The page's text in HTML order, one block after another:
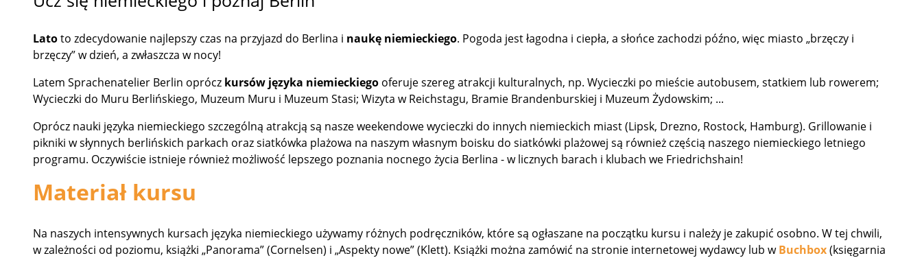
Latoto zdecydowanie najlepszy czas na przyjazd do Berlina i naukę niemieckiego. Pogoda jest łagodna i ciepła, a słońce zachodzi późno, więc miasto „brzęczy i
brzęczy” w dzień, a zwłaszcza w nocy!
Latem Sprachenatelier Berlin oprócz kursów języka niemieckiego oferuje szereg atrakcji kulturalnych, np. Wycieczki po mieście autobusem, statkiem lub rowerem;
Wycieczki do Muru Berlińskiego, Muzeum Muru i Muzeum Stasi; Wizyta w Reichstagu, Bramie Brandenburskiej i Muzeum Żydowskim; ...
Oprócz nauki języka niemieckiego szczególną atrakcją są nasze weekendowe wycieczki do innych niemieckich miast (Lipsk, Drezno, Rostock, Hamburg). Grillowanie i
pikniki w słynnych berlińskich parkach oraz siatkówka plażowa na naszym własnym boisku do siatkówki plażowej są również częścią naszego niemieckiego letniego
programu. Oczywiście istnieje również możliwość lepszego poznania nocnego życia Berlina - w licznych barach i klubach we Friedrichshain!
Materiał kursu
Na naszych intensywnych kursach języka niemieckiego używamy różnych podręczników, które są ogłaszane na początku kursu i należy je zakupić osobno. W tej chwili,
w zależności od poziomu, książki „Panorama” (Cornelsen) i „Aspekty nowe” (Klett). Książki można zamówić na stronie internetowej wydawcy lub wBuchbox(księgarnia